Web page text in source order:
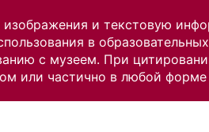
и текстовую
в
с музеем. При
или частично в любой